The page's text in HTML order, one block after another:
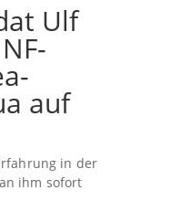
Ulf
auf
in der
ihm sofort